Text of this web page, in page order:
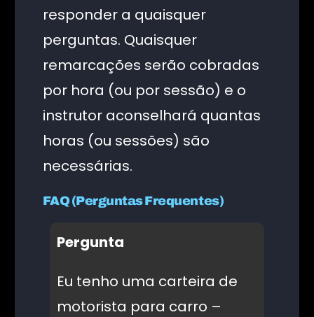
responder a quaisquer
perguntas. Quaisquer
remarcações serão cobradas
por hora (ou por sessão) e o
instrutor aconselhará quantas
horas (ou sessões) são
necessárias.
FAQ (Perguntas Frequentes)
Pergunta
Eu tenho uma carteira de
motorista para carro –